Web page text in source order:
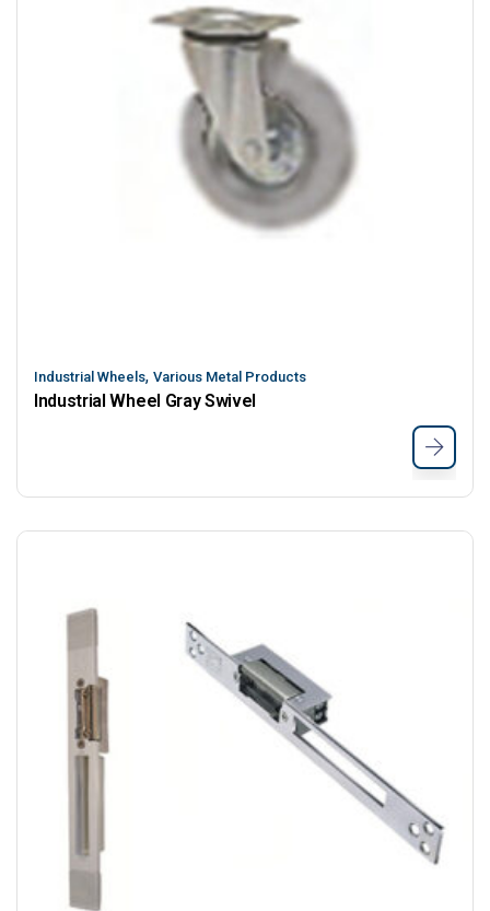
Industrial Wheels, Various Metal Products
Industrial Wheel Gray Swivel